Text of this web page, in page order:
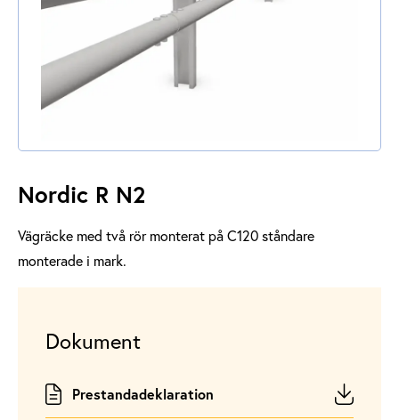
Nordic R N2
Vägräcke med två rör monterat på C120 ståndare
monterade i mark.
Dokument
Prestandadeklaration